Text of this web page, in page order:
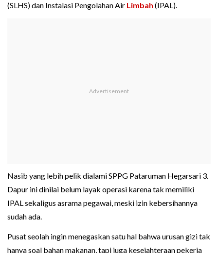
(SLHS) dan Instalasi Pengolahan Air Limbah (IPAL).
Nasib yang lebih pelik dialami SPPG Pataruman Hegarsari 3.
Dapur ini dinilai belum layak operasi karena tak memiliki
IPAL sekaligus asrama pegawai, meski izin kebersihannya
sudah ada.
Pusat seolah ingin menegaskan satu hal bahwa urusan gizi tak
hanya soal bahan makanan, tapi juga kesejahteraan pekerja